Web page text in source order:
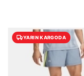
YARIN KARGODA